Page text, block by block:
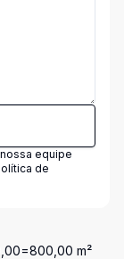
equipe
de
m²